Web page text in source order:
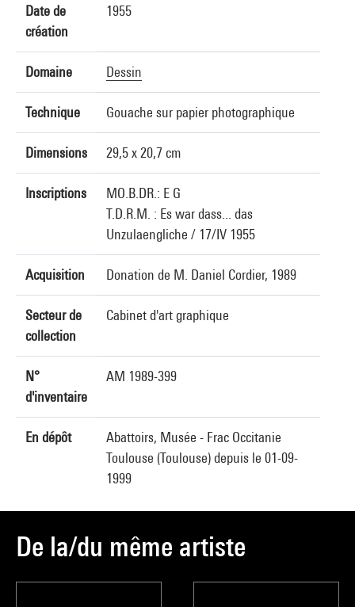
Date de
création
1955
Domaine Dessin
Technique Gouache sur papier photographique
Dimensions 29,5 x 20,7 cm
Inscriptions
MO.B.DR.: E G
T.D.R.M. : Es war dass... das
Unzulaengliche / 17/IV 1955
Acquisition Donation de M. Daniel Cordier, 1989
Secteur de
collection
Cabinet d'art graphique
N°
d'inventaire
AM 1989-399
En dépôt
Abattoirs, Musée - Frac Occitanie
Toulouse (Toulouse) depuis le 01-09-
1999
De la/du même artiste